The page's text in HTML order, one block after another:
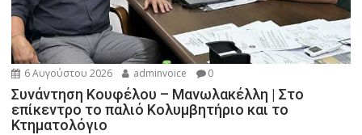
6 Αυγούστου 2026 adminvoice 0
Συνάντηση Κουφέλου – Μανωλακέλλη | Στο
επίκεντρο το παλιό Κολυμβητήριο και το
Κτηματολόγιο